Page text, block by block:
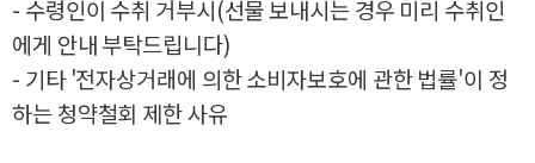
- 수령인이 수취 거부시(선물 보내시는 경우 미리 수취인
에게 안내 부탁드립니다)
- 기타 '전자상거래에 의한 소비자보호에 관한 법률'이 정
하는 청약철회 제한 사유